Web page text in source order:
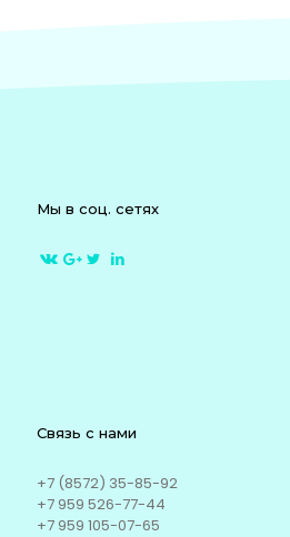
Мы в соц. сетях
Связь с нами
+7 (8572) 35-85-92
+7 959 526-77-44
+7 959 105-07-65